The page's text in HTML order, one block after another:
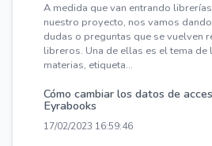
A medida que van entrando
nuestro proyecto, nos vamos
dudas o preguntas que se vuelven
libreros. Una de ellas es el tema de
materias, etiqueta...
Cómo cambiar los datos de
Eyrabooks
17/02/2023 16:59:46